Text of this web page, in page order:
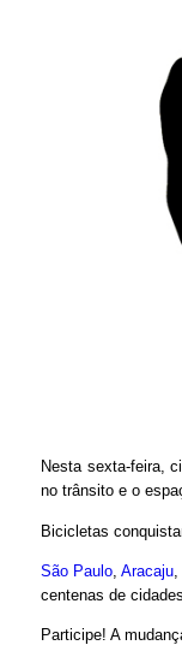
Nesta sexta-feira,
no trânsito e o
Bicicletas
São Paulo Aracaju
centenas de
Participe! A